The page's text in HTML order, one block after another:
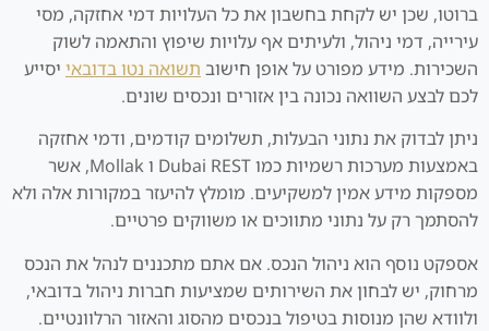
ברוטו, שכן יש לקחת בחשבון את כל העלויות דמי אחזקה, מסי
עירייה, דמי ניהול, ולעיתים אף עלויות שיפוץ והתאמה לשוק
השכירות. מידע מפורט על אופן חישוב תשואה נטו בדובאי יסייע
לכם לבצע השוואה נכונה בין אזורים ונכסים שונים.
ניתן לבדוק את נתוני הבעלות, תשלומים קודמים, ודמי אחזקה
באמצעות מערכות רשמיות כמו Dubai REST ו Mollak, אשר
מספקות מידע אמין למשקיעים. מומלץ להיעזר במקורות אלה ולא
להסתמך רק על נתוני מתווכים או משווקים פרטיים.
אספקט נוסף הוא ניהול הנכס. אם אתם מתכננים לנהל את הנכס
מרחוק, יש לבחון את השירותים שמציעות חברות ניהול בדובאי,
ולוודא שהן מנוסות בטיפול בנכסים מהסוג והאזור הרלוונטיים.